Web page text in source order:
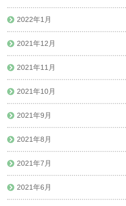
2022年1月
2021年12月
2021年11月
2021年10月
2021年9月
2021年8月
2021年7月
2021年6月